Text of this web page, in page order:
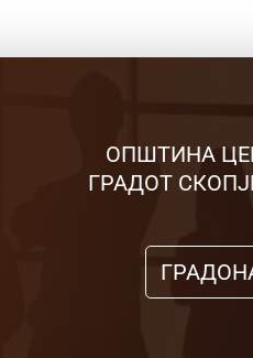
ОПШТИНА
ГРАДОТ